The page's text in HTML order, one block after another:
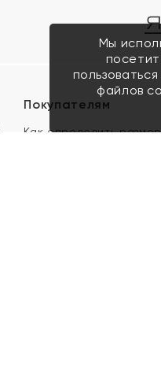
Покупателям
Как определить
Мы
файлов